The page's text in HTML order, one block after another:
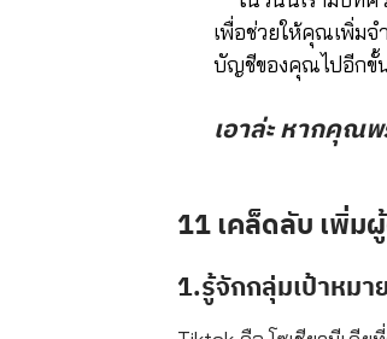
เพื่อช่วยให้คุณเพิ่ม
บัญชีของคุณไปอีกขั้
เอาล่ะ หากคุณ
11 เคล็ดลับ เพิ่
1.รู้จักกลุ่มเป้าหม